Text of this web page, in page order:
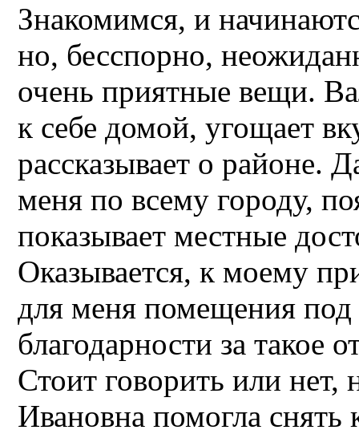
Знакомимся, и
но, бесспорно,
очень приятные вещи.
к себе домой, угощает
рассказывает о районе.
меня по всему городу,
показывает местные
Оказывается, к моему
для меня помещения
благодарности за такое
Стоит говорить или нет,
Ивановна помогла снять